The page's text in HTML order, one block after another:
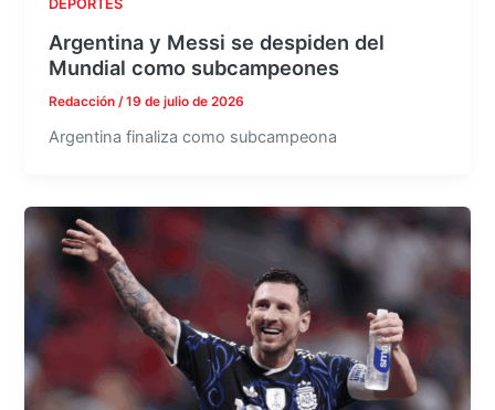
DEPORTES
Argentina y Messi se despiden del
Mundial como subcampeones
Redacción /19 de julio de 2026
Argentina finaliza como subcampeona